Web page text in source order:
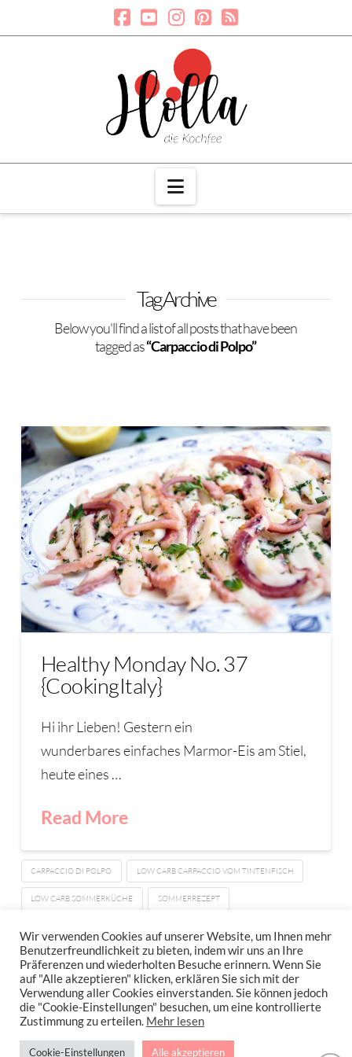
Navigation
Tag Archive
Below you'll find a list of all posts that have been
tagged as“Carpaccio di Polpo”
Healthy Monday No. 37
{CookingItaly}
Hi ihr Lieben! Gestern ein
wunderbares einfaches Marmor-Eis am Stiel,
heute eines …
Read More
CARPACCIO DI POLPO LOW CARB CARPACCIO VOM TINTENFISCH
LOW CARB SOMMERKÜCHE SOMMERREZEPT
IMPRESSUM
DATENSCHUTZERKLÄRUNG
NEWSLETTER DATENSCHUTZRICHTLINIEN
Wir verwenden Cookies auf unserer Website, um Ihnen mehr
Benutzerfreundlichkeit zu bieten, indem wir uns an Ihre
Präferenzen und wiederholten Besuche erinnern. Wenn Sie
auf "Alle akzeptieren" klicken, erklären Sie sich mit der
Verwendung aller Cookies einverstanden. Sie können jedoch
die "Cookie-Einstellungen" besuchen, um eine kontrollierte
Zustimmung zu erteilen. Mehr lesen
Cookie-Einstellungen Alle akzeptieren